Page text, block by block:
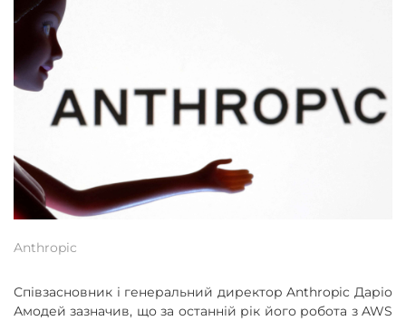
Anthropic
Співзасновник і генеральний директор Anthropic Даріо
Амодей зазначив, що за останній рік його робота з AWS